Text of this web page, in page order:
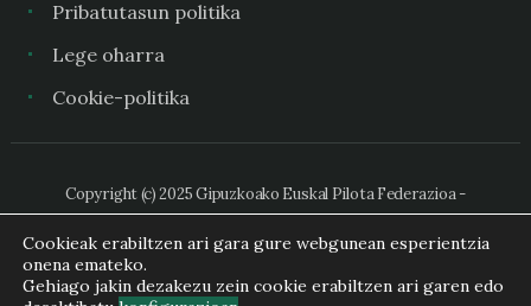
Pribatutasun politika
Lege oharra
Cookie-politika
Copyright (c) 2025 Gipuzkoako Euskal Pilota Federazioa -
Cookieak erabiltzen ari gara gure webgunean esperientzia
onena emateko.
Gehiago jakin dezakezu zein cookie erabiltzen ari garen edo